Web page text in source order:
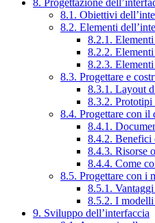
8. Progettazione
8.1. Obiettivi
8.2. Elementi
8.2.1.
8.2.2.
8.2.3.
8.3. Progettare e
8.3.1. Layout
8.3.2. Prototipi
8.4. Progettare con il
8.4.1.
8.4.2. Benefici
8.4.3. Risorse
8.4.4. Come
8.5. Progettare con i
8.5.1.
8.5.2. I
9. Sviluppo dell’interfaccia